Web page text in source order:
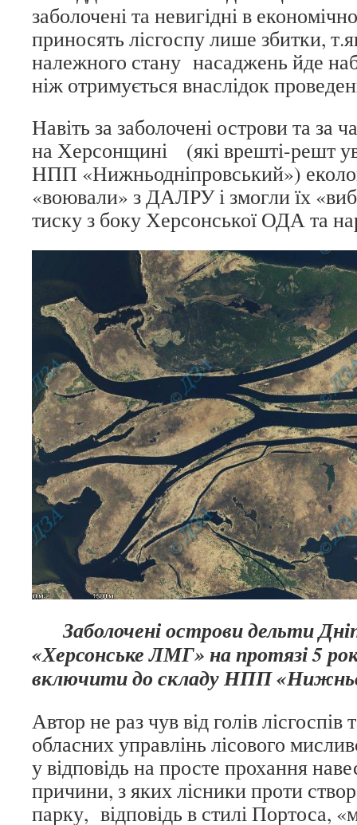
заболочені та невигідні в
приносять лісгоспу лише збитки,
належного стану насаджень йде
ніж отримується внаслідок
Навіть за заболочені острови та за
на Херсонщині (які врешті-решт
НПП «Нижньодніпровський»)
«воювали» з ДАЛРУ і змогли їх
тиску з боку Херсонської ОДА та
Заболочені острови дельти
«Херсонське ЛМГ» на протязі 5
включити до складу НПП
Автор не раз чув від голів лісгоспів
обласних управлінь лісового
у відповідь на просте прохання
причини, з яких лісники проти
парку, відповідь в стилі Портоса,